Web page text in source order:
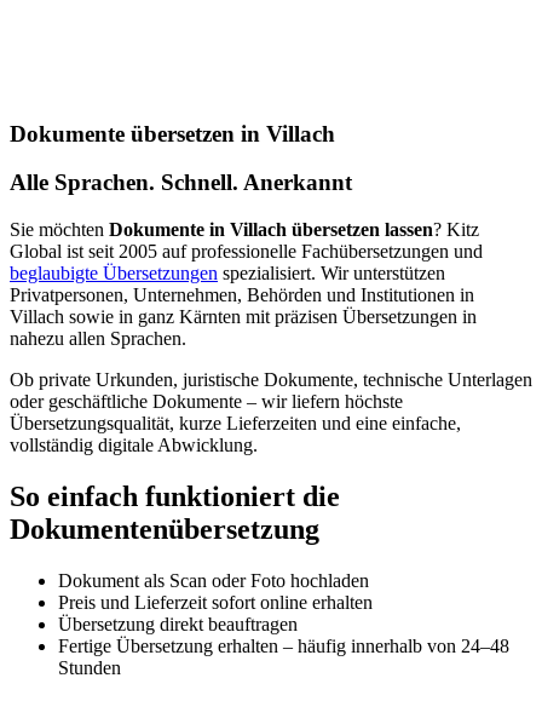
Dokumente übersetzen in Villach
Alle Sprachen. Schnell. Anerkannt
Sie möchten Dokumente in Villach übersetzen lassen? Kitz
Global ist seit 2005 auf professionelle Fachübersetzungen und
beglaubigte Übersetzungen spezialisiert. Wir unterstützen
Privatpersonen, Unternehmen, Behörden und Institutionen in
Villach sowie in ganz Kärnten mit präzisen Übersetzungen in
nahezu allen Sprachen.
Ob private Urkunden, juristische Dokumente, technische Unterlagen
oder geschäftliche Dokumente – wir liefern höchste
Übersetzungsqualität, kurze Lieferzeiten und eine einfache,
vollständig digitale Abwicklung.
So einfach funktioniert die
Dokumentenübersetzung
Dokument als Scan oder Foto hochladen
Preis und Lieferzeit sofort online erhalten
Übersetzung direkt beauftragen
Fertige Übersetzung erhalten – häufig innerhalb von 24–48
Stunden